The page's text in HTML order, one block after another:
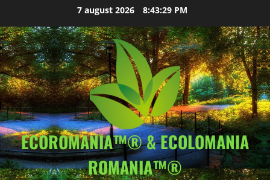
content
7 august 2026 8:43:29 PM
ECOROMANIA™® & ECOLOMANIA
ROMANIA™®